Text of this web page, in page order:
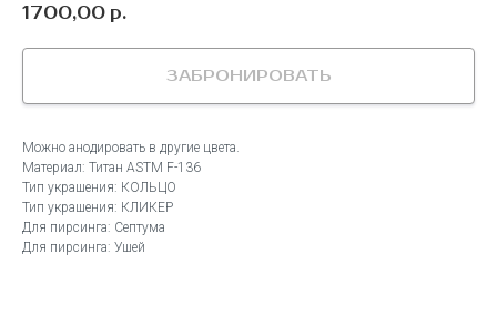
1700,00 р.
ЗАБРОНИРОВАТЬ
Можно анодировать в другие цвета.
Материал: Титан ASTM F-136
Тип украшения: КОЛЬЦО
Тип украшения: КЛИКЕР
Для пирсинга: Септума
Для пирсинга: Ушей